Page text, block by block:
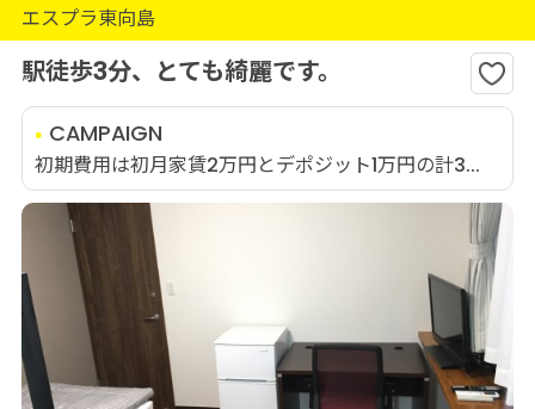
エスプラ東向島
駅徒歩3分、とても綺麗です。
CAMPAIGN
初期費用は初月家賃2万円とデポジット1万円の計3...